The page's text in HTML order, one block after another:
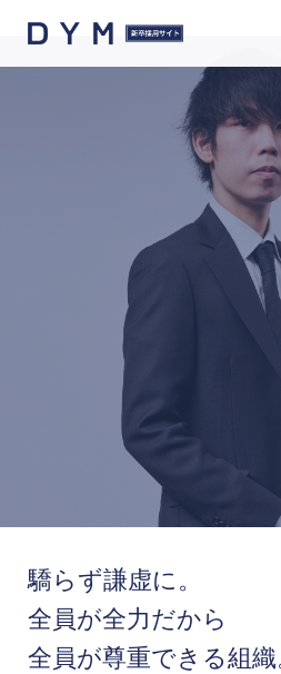
驕らず謙虚に。
全員が全力だから
全員が尊重できる組織